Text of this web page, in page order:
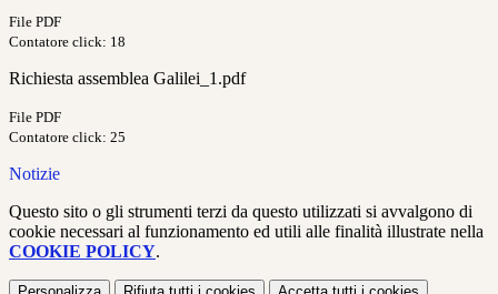
File PDF
Contatore click: 18
Richiesta assemblea Galilei_1.pdf
File PDF
Contatore click: 25
Notizie
Questo sito o gli strumenti terzi da questo utilizzati si avvalgono di
cookie necessari al funzionamento ed utili alle finalità illustrate nella
COOKIE POLICY.